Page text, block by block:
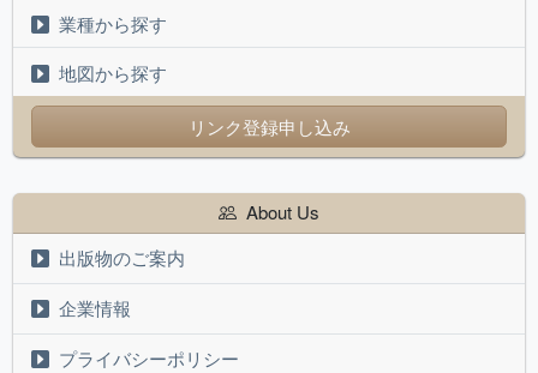
業種から探す
地図から探す
リンク登録申し込み
About Us
出版物のご案内
企業情報
プライバシーポリシー